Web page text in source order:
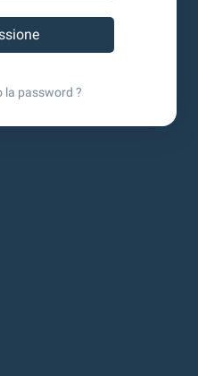
la password ?